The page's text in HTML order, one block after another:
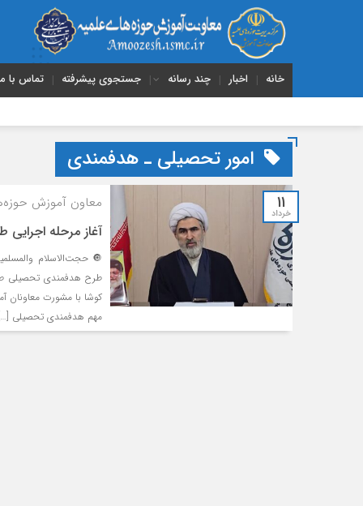
خانه اخبار چند رسانه جستجوی پیشرفته تماس با
امور تحصیلی ـ هدفمندی
11
خرداد
معاون آموزش
آغاز مرحله
🔘 حجت‌الاسلام
طرح هدفمندی تحصیلی
کوشا با مشورت
مهم هدفمندی تحصیلی